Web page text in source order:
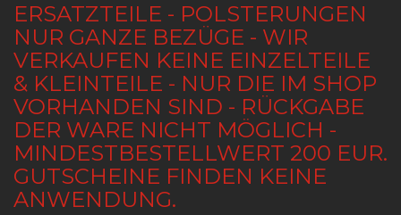
ERSATZTEILE - POLSTERUNGEN
NUR GANZE BEZÜGE - WIR
VERKAUFEN KEINE EINZELTEILE
& KLEINTEILE - NUR DIE IM SHOP
VORHANDEN SIND - RÜCKGABE
DER WARE NICHT MÖGLICH -
MINDESTBESTELLWERT 200 EUR.
GUTSCHEINE FINDEN KEINE
ANWENDUNG.